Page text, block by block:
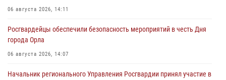
06 августа 2026, 14:11
Росгвардейцы обеспечили безопасность мероприятий в честь Дня
города Орла
06 августа 2026, 14:07
Начальник регионального Управления Росгвардии принял участие в